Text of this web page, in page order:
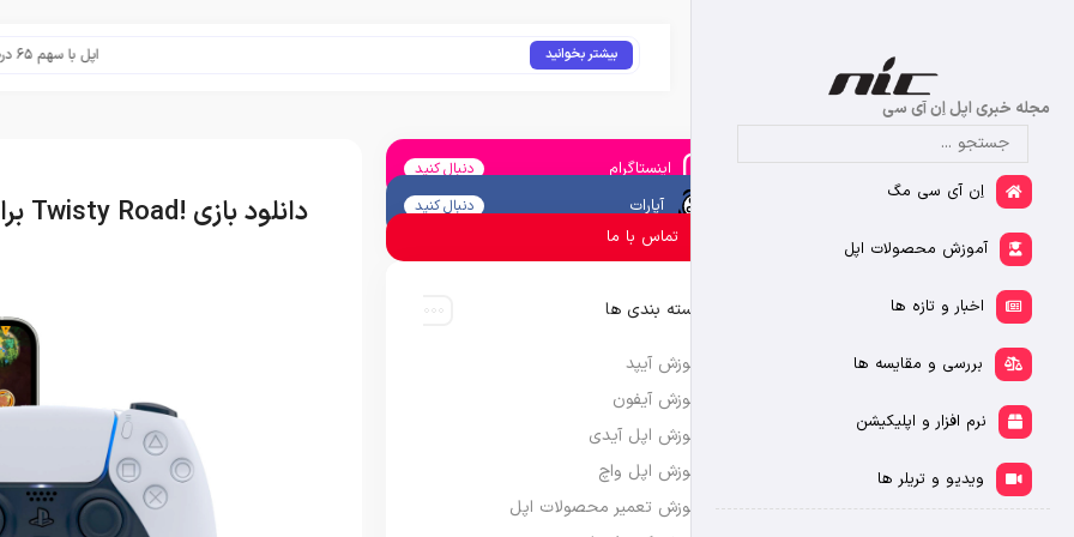
مجله خبری اپل اِن آی سی
اِن آی سی مگ
آموزش محصولات اپل
اخبار و تازه ها
بررسی و مقایسه ها
نرم افزار و اپلیکیشن
ویدیو و تریلر ها
بیشتر بخوانید اپل با سهم ۶۵ درصدی همچنان فرمانروای بازار گوشی‌های پریمیوم جهان است
دانلود بازی !Twisty Road برای آیفون، آیپاد و آیپد
اینستاگرام دنبال کنید
آپارات دنبال کنید
تماس با ما
دسته بندی ها
آموزش آیپد
آموزش آیفون
آموزش اپل آیدی
آموزش اپل واچ
آموزش تعمیر محصولات اپل